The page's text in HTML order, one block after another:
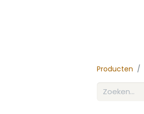
Producten